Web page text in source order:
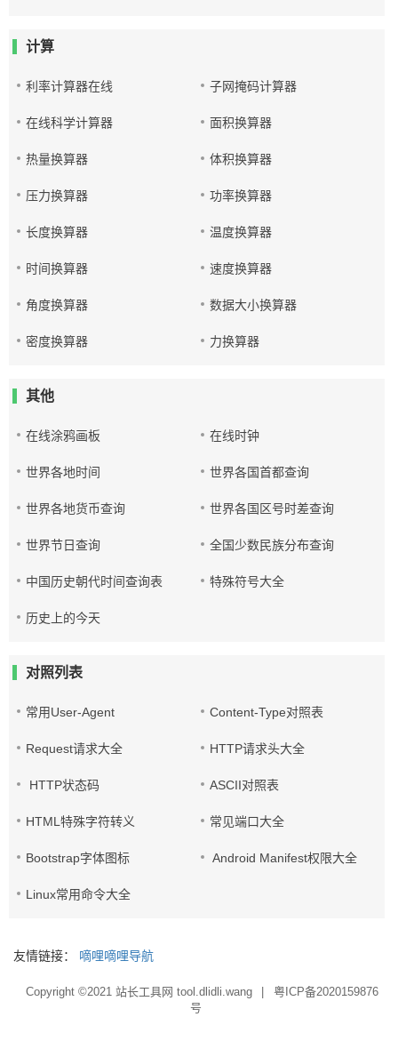
计算
利率计算器在线 子网掩码计算器
在线科学计算器 面积换算器
热量换算器 体积换算器
压力换算器 功率换算器
长度换算器 温度换算器
时间换算器 速度换算器
角度换算器 数据大小换算器
密度换算器 力换算器
其他
在线涂鸦画板 在线时钟
世界各地时间 世界各国首都查询
世界各地货币查询 世界各国区号时差查询
世界节日查询 全国少数民族分布查询
中国历史朝代时间查询表 特殊符号大全
历史上的今天
对照列表
常用User-Agent Content-Type对照表
Request请求大全 HTTP请求头大全
HTTP状态码 ASCII对照表
HTML特殊字符转义 常见端口大全
Bootstrap字体图标 Android Manifest权限大全
Linux常用命令大全
友情链接： 嘀哩嘀哩导航
Copyright ©2021 站长工具网 tool.dlidli.wang
粤ICP备2020159876
号